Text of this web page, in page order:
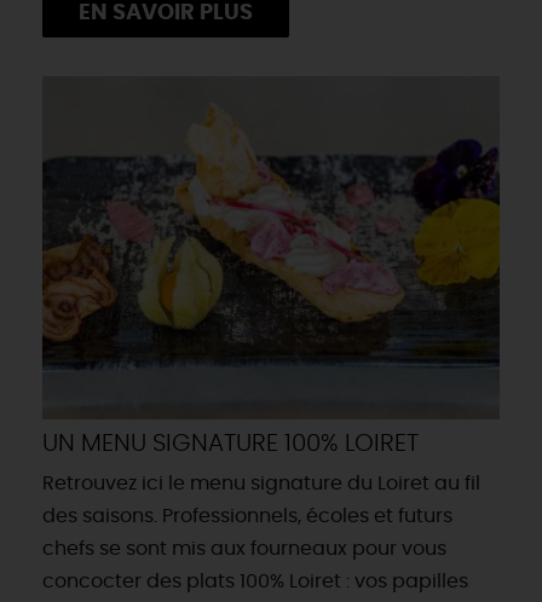
EN SAVOIR PLUS
UN MENU SIGNATURE 100% LOIRET
Retrouvez ici le menu signature du Loiret au fil
des saisons. Professionnels, écoles et futurs
chefs se sont mis aux fourneaux pour vous
concocter des plats 100% Loiret : vos papilles